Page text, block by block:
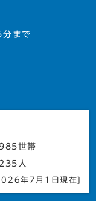
まで
世帯
人
年7月1日現在]